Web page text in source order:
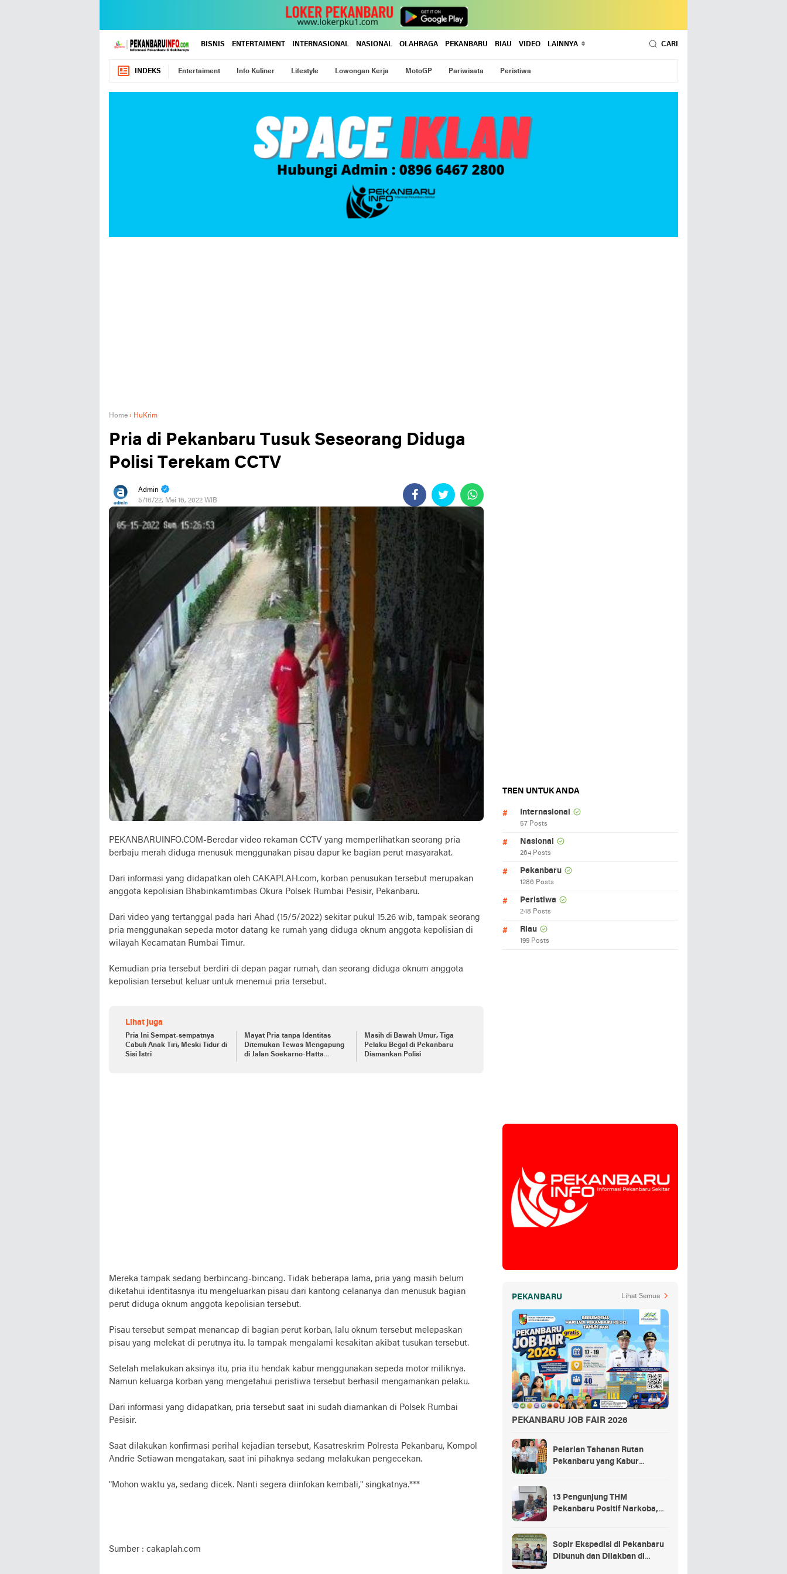
BISNIS ENTERTAIMENT INTERNASIONAL NASIONAL OLAHRAGA PEKANBARU RIAU VIDEO LAINNYA CARI
INDEKS Entertaiment Info Kuliner Lifestyle Lowongan Kerja MotoGP Pariwisata Peristiwa
Home › HuKrim
Pria di Pekanbaru Tusuk Seseorang Diduga
Polisi Terekam CCTV
Admin
5/16/22, Mei 16, 2022 WIB
PEKANBARUINFO.COM-Beredar video rekaman CCTV yang memperlihatkan seorang pria
berbaju merah diduga menusuk menggunakan pisau dapur ke bagian perut masyarakat.
Dari informasi yang didapatkan oleh CAKAPLAH.com, korban penusukan tersebut merupakan
anggota kepolisian Bhabinkamtimbas Okura Polsek Rumbai Pesisir, Pekanbaru.
Dari video yang tertanggal pada hari Ahad (15/5/2022) sekitar pukul 15.26 wib, tampak seorang
pria menggunakan sepeda motor datang ke rumah yang diduga oknum anggota kepolisian di
wilayah Kecamatan Rumbai Timur.
Kemudian pria tersebut berdiri di depan pagar rumah, dan seorang diduga oknum anggota
kepolisian tersebut keluar untuk menemui pria tersebut.
Lihat juga
Pria Ini Sempat-sempatnya
Cabuli Anak Tiri, Meski Tidur di
Sisi Istri
Mayat Pria tanpa Identitas
Ditemukan Tewas Mengapung
di Jalan Soekarno-Hatta
Masih di Bawah Umur, Tiga
Pelaku Begal di Pekanbaru
Diamankan Polisi
Mereka tampak sedang berbincang-bincang. Tidak beberapa lama, pria yang masih belum
diketahui identitasnya itu mengeluarkan pisau dari kantong celananya dan menusuk bagian
perut diduga oknum anggota kepolisian tersebut.
Pisau tersebut sempat menancap di bagian perut korban, lalu oknum tersebut melepaskan
pisau yang melekat di perutnya itu. Ia tampak mengalami kesakitan akibat tusukan tersebut.
Setelah melakukan aksinya itu, pria itu hendak kabur menggunakan sepeda motor miliknya.
Namun keluarga korban yang mengetahui peristiwa tersebut berhasil mengamankan pelaku.
Dari informasi yang didapatkan, pria tersebut saat ini sudah diamankan di Polsek Rumbai
Pesisir.
Saat dilakukan konfirmasi perihal kejadian tersebut, Kasatreskrim Polresta Pekanbaru, Kompol
Andrie Setiawan mengatakan, saat ini pihaknya sedang melakukan pengecekan.
"Mohon waktu ya, sedang dicek. Nanti segera diinfokan kembali," singkatnya.***
Sumber : cakaplah.com
TREN UNTUK ANDA
Internasional
57 Posts
Nasional
264 Posts
Pekanbaru
1286 Posts
Peristiwa
248 Posts
Riau
199 Posts
PEKANBARU Lihat Semua
PEKANBARU JOB FAIR 2026
Pelarian Tahanan Rutan
Pekanbaru yang Kabur
13 Pengunjung THM
Pekanbaru Positif Narkoba,
Sopir Ekspedisi di Pekanbaru
Dibunuh dan Dilakban di